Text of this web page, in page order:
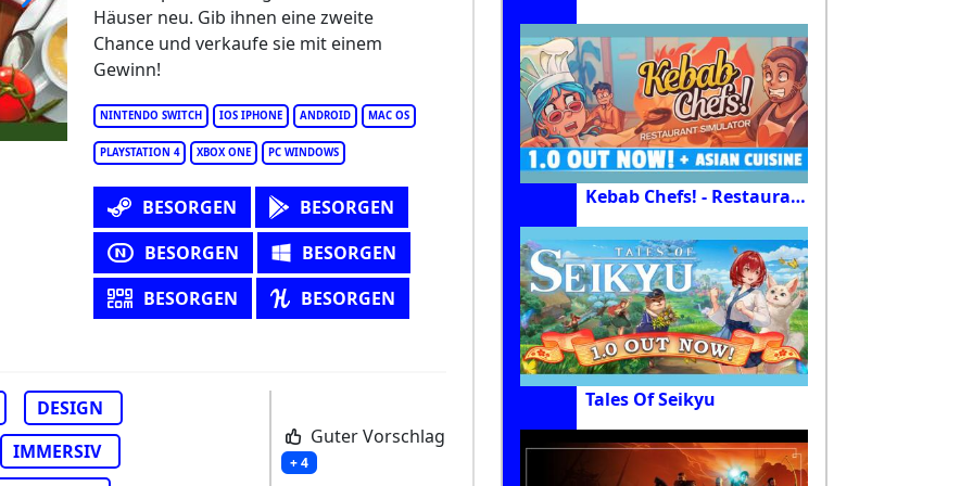
Flipper
NINTENDO SWITCH IOS IPHONE ANDROID MAC OS
PLAYSTATION 4 XBOX ONE PC WINDOWS
Häuser neu. Gib ihnen eine zweite
Chance und verkaufe sie mit einem
Gewinn!
BESORGEN
BESORGEN
BESORGEN
BESORGEN
BESORGEN
BESORGEN
DESIGN
IMMERSIV
Guter Vorschlag
+ 4
Kebab Chefs! - Restaurant Simulator
Tales Of Seikyu